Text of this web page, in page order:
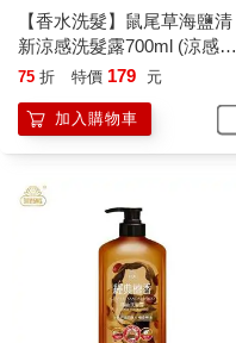
【香水洗髮】鼠尾草海鹽清
新涼感洗髮露700ml (涼感／
經典香氛/國民洗髮精/香水洗
75 折 特價 179 元
加入購物車